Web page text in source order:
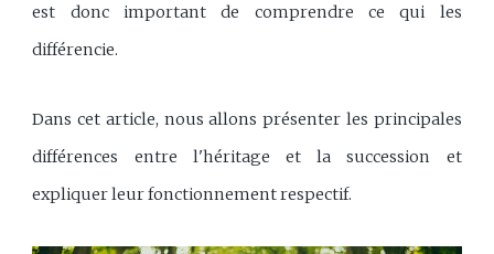
est donc important de comprendre ce qui les
différencie.
Dans cet article, nous allons présenter les principales
différences entre l'héritage et la succession et
expliquer leur fonctionnement respectif.